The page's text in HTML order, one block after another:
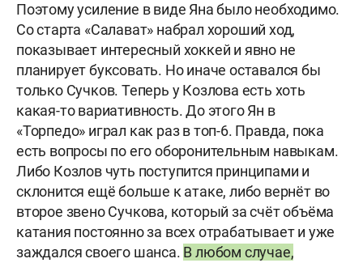
Поэтому усиление в виде Яна было необходимо.
Со старта «Салават» набрал хороший ход,
показывает интересный хоккей и явно не
планирует буксовать. Но иначе оставался бы
только Сучков. Теперь у Козлова есть хоть
какая-то вариативность. До этого Ян в
«Торпедо» играл как раз в топ-6. Правда, пока
есть вопросы по его оборонительным навыкам.
Либо Козлов чуть поступится принципами и
склонится ещё больше к атаке, либо вернёт во
второе звено Сучкова, который за счёт объёма
катания постоянно за всех отрабатывает и уже
заждался своего шанса. В любом случае,